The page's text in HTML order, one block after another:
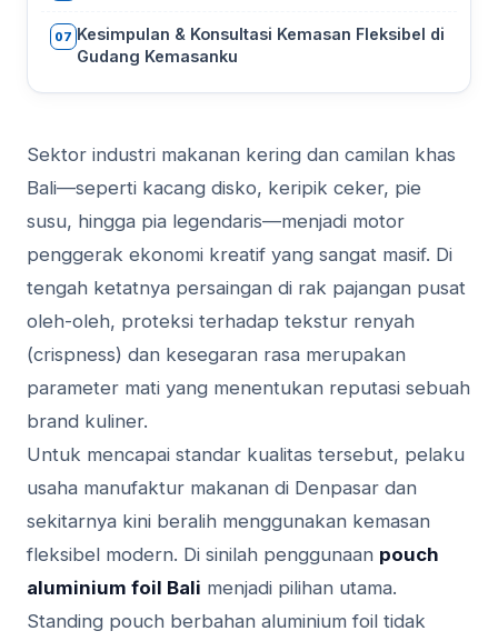
07 Kesimpulan & Konsultasi Kemasan Fleksibel di
Gudang Kemasanku
Sektor industri makanan kering dan camilan khas
Bali—seperti kacang disko, keripik ceker, pie
susu, hingga pia legendaris—menjadi motor
penggerak ekonomi kreatif yang sangat masif. Di
tengah ketatnya persaingan di rak pajangan pusat
oleh-oleh, proteksi terhadap tekstur renyah
(crispness) dan kesegaran rasa merupakan
parameter mati yang menentukan reputasi sebuah
brand kuliner.
Untuk mencapai standar kualitas tersebut, pelaku
usaha manufaktur makanan di Denpasar dan
sekitarnya kini beralih menggunakan kemasan
fleksibel modern. Di sinilah penggunaan pouch
aluminium foil Bali menjadi pilihan utama.
Standing pouch berbahan aluminium foil tidak